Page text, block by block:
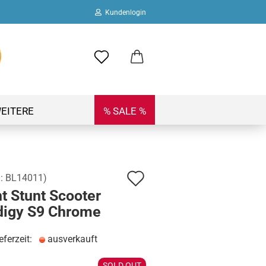
Kundenlogin
vergessen?
% SALE %
BL14011)
Stunt Scooter
S9 Chrome
ausverkauft